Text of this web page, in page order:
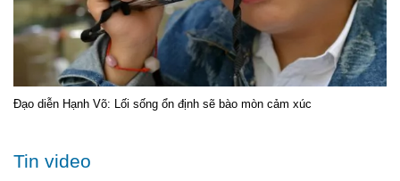
Đạo diễn Hạnh Võ: Lối sống ổn định sẽ bào mòn cảm xúc
Tin video